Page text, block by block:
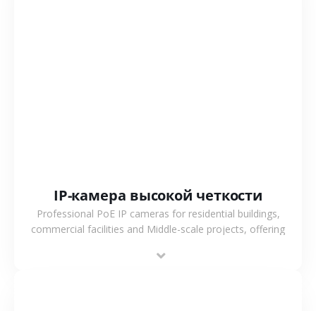
IP-камера высокой четкости
Professional PoE IP cameras for residential buildings,
commercial facilities and Middle-scale projects, offering
support.